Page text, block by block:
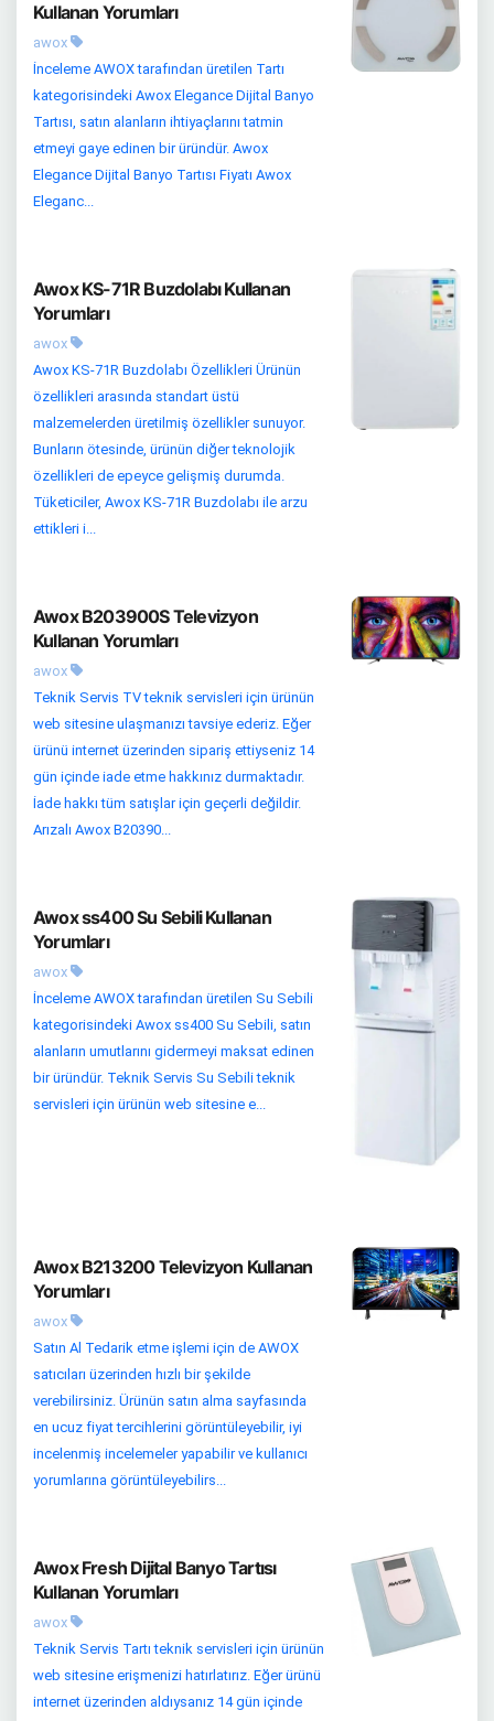
Kullanan Yorumları
awox
İnceleme AWOX tarafından üretilen Tartı
kategorisindeki Awox Elegance Dijital Banyo
Tartısı, satın alanların ihtiyaçlarını tatmin
etmeyi gaye edinen bir üründür. Awox
Elegance Dijital Banyo Tartısı Fiyatı Awox
Eleganc...
Awox KS-71R Buzdolabı Kullanan
Yorumları
awox
Awox KS-71R Buzdolabı Özellikleri Ürünün
özellikleri arasında standart üstü
malzemelerden üretilmiş özellikler sunuyor.
Bunların ötesinde, ürünün diğer teknolojik
özellikleri de epeyce gelişmiş durumda.
Tüketiciler, Awox KS-71R Buzdolabı ile arzu
ettikleri i...
Awox B203900S Televizyon
Kullanan Yorumları
awox
Teknik Servis TV teknik servisleri için ürünün
web sitesine ulaşmanızı tavsiye ederiz. Eğer
ürünü internet üzerinden sipariş ettiyseniz 14
gün içinde iade etme hakkınız durmaktadır.
İade hakkı tüm satışlar için geçerli değildir.
Arızalı Awox B20390...
Awox ss400 Su Sebili Kullanan
Yorumları
awox
İnceleme AWOX tarafından üretilen Su Sebili
kategorisindeki Awox ss400 Su Sebili, satın
alanların umutlarını gidermeyi maksat edinen
bir üründür. Teknik Servis Su Sebili teknik
servisleri için ürünün web sitesine e...
Awox B213200 Televizyon Kullanan
Yorumları
awox
Satın Al Tedarik etme işlemi için de AWOX
satıcıları üzerinden hızlı bir şekilde
verebilirsiniz. Ürünün satın alma sayfasında
en ucuz fiyat tercihlerini görüntüleyebilir, iyi
incelenmiş incelemeler yapabilir ve kullanıcı
yorumlarına görüntüleyebilirs...
Awox Fresh Dijital Banyo Tartısı
Kullanan Yorumları
awox
Teknik Servis Tartı teknik servisleri için ürünün
web sitesine erişmenizi hatırlatırız. Eğer ürünü
internet üzerinden aldıysanız 14 gün içinde